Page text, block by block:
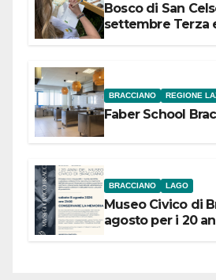
Bosco di San
settembre Terza
BRACCIANO REGIONE
Faber School
BRACCIANO LAGO
Museo Civico di
agosto per i 20